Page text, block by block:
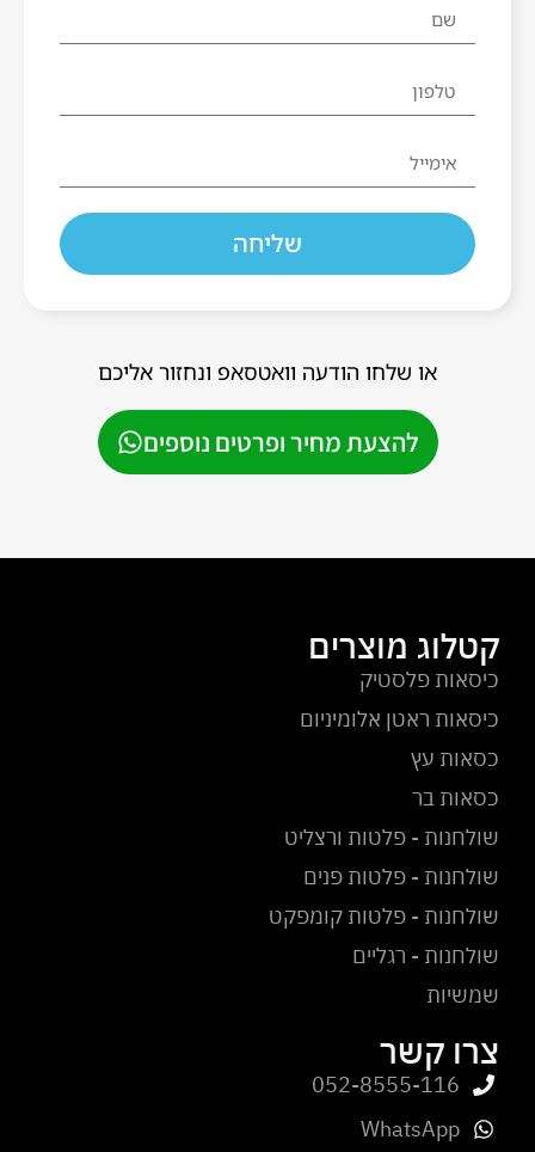
שליחה
או שלחו הודעה וואטסאפ ונחזור אליכם
להצעת מחיר ופרטים נוספים
קטלוג מוצרים
כיסאות פלסטיק
כיסאות ראטן אלומיניום
כסאות עץ
כסאות בר
שולחנות - פלטות ורצליט
שולחנות - פלטות פנים
שולחנות - פלטות קומפקט
שולחנות - רגליים
שמשיות
צרו קשר
052-8555-116
WhatsApp